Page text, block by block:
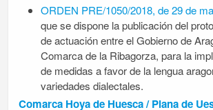
ORDEN PRE/1050/2018, de 29 de
que se dispone la publicación del
de actuación entre el Gobierno de
Comarca de la Ribagorza, para la
de medidas a favor de la lengua
variedades dialectales.
Comarca Hoya de Huesca / Plana de